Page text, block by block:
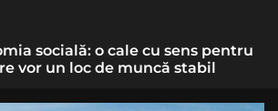
socială: o cale cu sens pentru
vor un loc de muncă stabil